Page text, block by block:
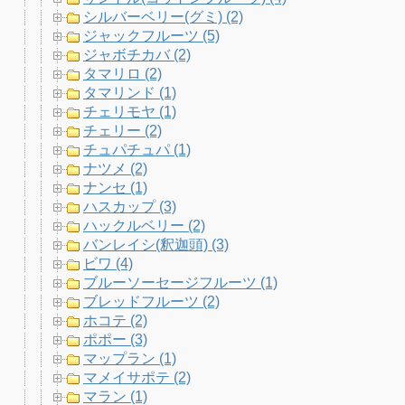
シルバーベリー(グミ) (2)
ジャックフルーツ (5)
ジャボチカバ (2)
タマリロ (2)
タマリンド (1)
チェリモヤ (1)
チェリー (2)
チュパチュパ (1)
ナツメ (2)
ナンセ (1)
ハスカップ (3)
ハックルベリー (2)
バンレイシ(釈迦頭) (3)
ビワ (4)
ブルーソーセージフルーツ (1)
ブレッドフルーツ (2)
ホコテ (2)
ポポー (3)
マップラン (1)
マメイサポテ (2)
マラン (1)